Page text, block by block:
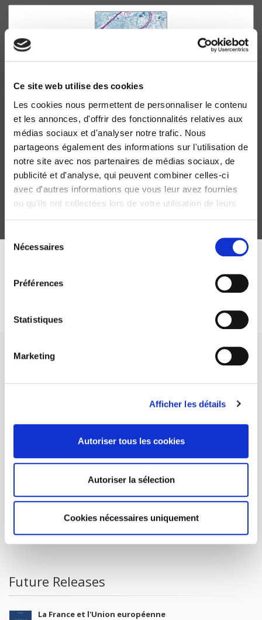
Ce site web utilise des cookies
Les cookies nous permettent de personnaliser le contenu
et les annonces, d'offrir des fonctionnalités relatives aux
médias sociaux et d'analyser notre trafic. Nous
partageons également des informations sur l'utilisation de
notre site avec nos partenaires de médias sociaux, de
publicité et d'analyse, qui peuvent combiner celles-ci
avec d'autres informations que vous leur avez fournies
ou qu'ils ont collectées lors de votre utilisation de leurs
Nécessaires
Préférences
Statistiques
Marketing
Afficher les détails
Autoriser tous les cookies
Autoriser la sélection
Cookies nécessaires uniquement
La métropole parisienne, une anarchie organisée
Francesca Artioli, Patrick Le Galès
SCIENCES PO UNIVERSITY PRESS has a threefold role: to publish
CONTACTS
FOR BOOKSHOPS
CONDITIONS OF SALE
MY ACCOUNT
Future Releases
La France et l'Union européenne